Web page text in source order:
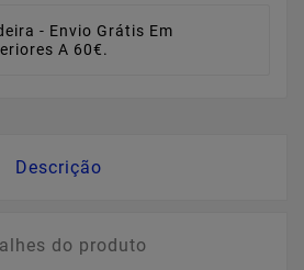
- Envio Grátis Em
A 60€.
Descrição
do produto